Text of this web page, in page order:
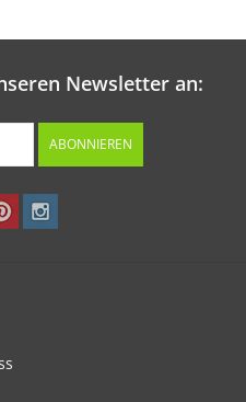
Newsletter an:
ABONNIEREN